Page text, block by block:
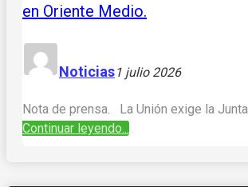
en Oriente Medio.
Noticias1 julio 2026
Nota de prensa. La Unión exige la Junta
Continuar leyendo...